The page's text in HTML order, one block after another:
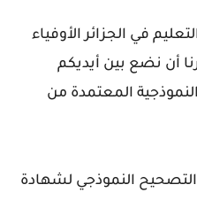
في الجزائر الأوفياء
أن نضع بين أيديكم
المعتمدة من
النموذجي لشهادة